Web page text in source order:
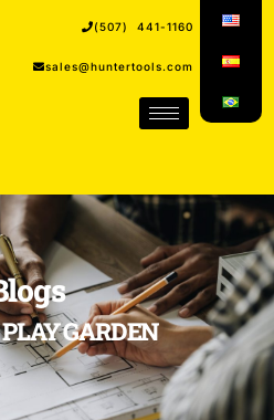
(507) 441-1160
sales@huntertools.com
GARDEN